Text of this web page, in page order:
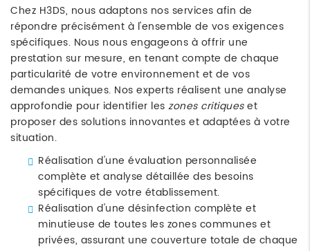
Chez H3DS, nous adaptons nos services afin de
répondre précisément à l'ensemble de vos exigences
spécifiques. Nous nous engageons à offrir une
prestation sur mesure, en tenant compte de chaque
particularité de votre environnement et de vos
demandes uniques. Nos experts réalisent une analyse
approfondie pour identifier les zones critiqueset
proposer des solutions innovantes et adaptées à votre
situation.
Réalisation d'une évaluation personnalisée
complète et analyse détaillée des besoins
spécifiques de votre établissement.
Réalisation d'une désinfection complète et
minutieuse de toutes les zones communes et
privées, assurant une couverture totale de chaque